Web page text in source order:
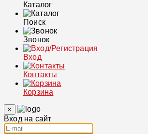
Каталог
Поиск
Звонок
Вход
Контакты
Корзина
×
Вход на сайт